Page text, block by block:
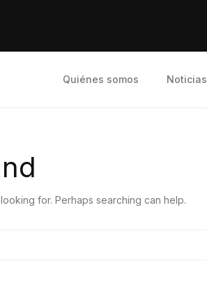
Quiénes somos Noticias
for. Perhaps searching can help.